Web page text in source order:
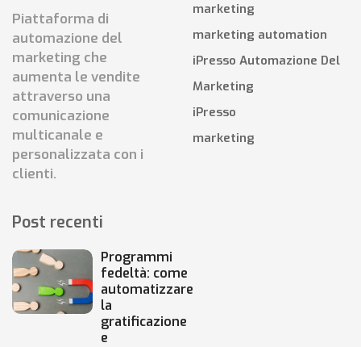
Piattaforma di
automazione del
marketing che
aumenta le vendite
attraverso una
comunicazione
multicanale e
personalizzata con i
clienti.
marketing
marketing automation
iPresso Automazione Del
Marketing
iPresso
marketing
Post recenti
Programmi
fedeltà: come
automatizzare
la
gratificazione
e